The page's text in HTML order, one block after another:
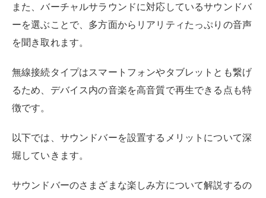
また、バーチャルサラウンドに対応しているサウンドバ
ーを選ぶことで、多方面からリアリティたっぷりの音声
を聞き取れます。
無線接続タイプはスマートフォンやタブレットとも繋げ
るため、デバイス内の音楽を高音質で再生できる点も特
徴です。
以下では、サウンドバーを設置するメリットについて深
堀していきます。
サウンドバーのさまざまな楽しみ方について解説するの